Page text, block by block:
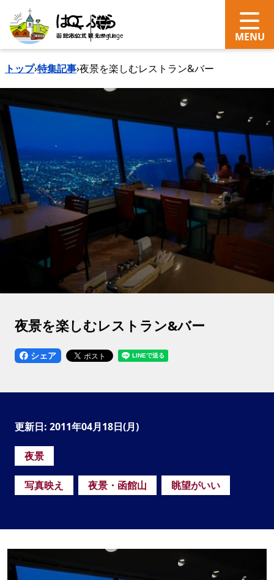
search Language
トップ›特集記事›夜景を楽しむレストラン&バー
夜景を楽しむレストラン&バー
シェア
更新日: 2011年04月18日(月)
夜景
写真映え 夜景・函館山 眺望がいい